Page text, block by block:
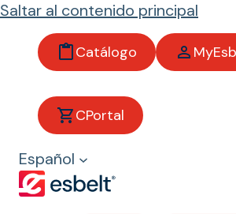
Saltar al contenido principal
Catálogo
CPortal
Español
Deport
e
Bandas